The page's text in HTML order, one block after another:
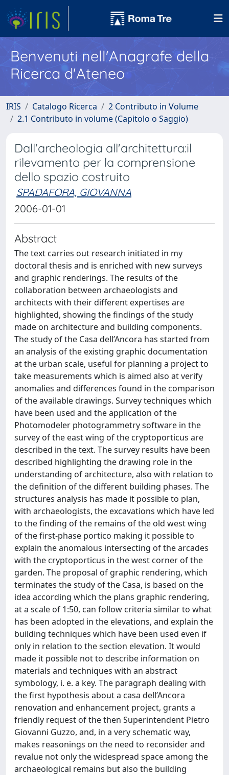
Benvenuti nell'Anagrafe della
Ricerca d'Ateneo
IRIS Catalogo Ricerca
2 Contributo in Volume
2.1 Contributo in volume (Capitolo o Saggio)
Dall'archeologia all'architettura:il
rilevamento per la comprensione
dello spazio costruito
SPADAFORA, GIOVANNA
2006-01-01
Abstract
The text carries out research initiated in my
doctoral thesis and is enriched with new surveys
and graphic renderings. The results of the
collaboration between archaeologists and
architects with their different expertises are
highlighted, showing the findings of the study
made on architecture and building components.
The study of the Casa dell’Ancora has started from
an analysis of the existing graphic documentation
at the urban scale, useful for planning a project to
take measurements which is aimed also at verify
anomalies and differences found in the comparison
of the available drawings. Survey techniques which
have been used and the application of the
Photomodeler photogrammetry software in the
survey of the east wing of the cryptoporticus are
described in the text. The survey results have been
described highlighting the drawing role in the
understanding of architecture, also with relation to
the definition of the different building phases. The
structures analysis has made it possible to plan,
with archaeologists, the excavations which have led
to the finding of the remains of the old west wing
of the first-phase portico making it possible to
explain the anomalous intersecting of the arcades
with the cryptoporticus in the west corner of the
garden. The proposal of graphic rendering, which
terminates the study of the Casa, is based on the
idea according which the plans graphic rendering,
at a scale of 1:50, can follow criteria similar to what
has been adopted in the elevations, and explain the
building techniques which have been used even if
only in relation to the section elevation. It would
made it possible not to describe information on
materials and techniques with an abstract
symbology, i. e. a key. The paragraph dealing with
the first hypothesis about a casa dell’Ancora
renovation and enhancement project, grants a
friendly request of the then Superintendent Pietro
Giovanni Guzzo, and, in a very schematic way,
makes reasonings on the need to reconsider and
revalue not only the widespread space among the
archaeological remains but also the building